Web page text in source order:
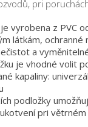
pri
vyrobena z PVC
látkám, ochranné
a
je vhodné volit
kapaliny:
podložky
pri